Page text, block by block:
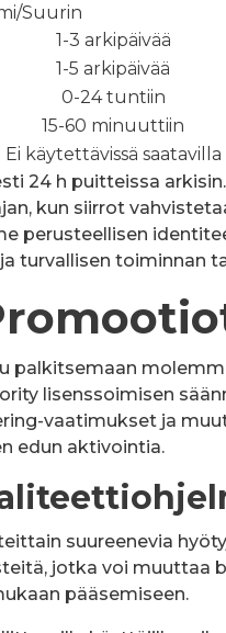
Suurin
1-3 arkipäivää
1-5 arkipäivää
0-24 tuntiin
15-60 minuuttiin
Ei käytettävissä saatavilla
24 h puitteissa
kun siirrot
perusteellisen
turvallisen toiminnan
palkitsemaan
lisenssoimisen
vaatimukset ja
edun aktivointia.
suureenevia
jotka voi muuttaa
pääsemiseen.